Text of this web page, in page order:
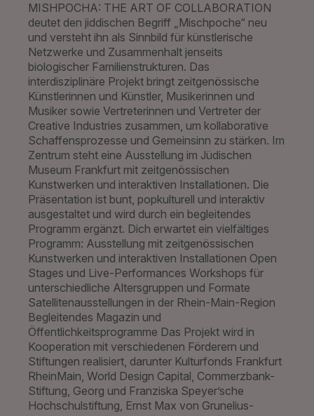
MISHPOCHA: THE ART OF COLLABORATION
deutet den jiddischen Begriff „Mischpoche“ neu
und versteht ihn als Sinnbild für künstlerische
Netzwerke und Zusammenhalt jenseits
biologischer Familienstrukturen. Das
interdisziplinäre Projekt bringt zeitgenössische
Künstlerinnen und Künstler, Musikerinnen und
Musiker sowie Vertreterinnen und Vertreter der
Creative Industries zusammen, um kollaborative
Schaffensprozesse und Gemeinsinn zu stärken. Im
Zentrum steht eine Ausstellung im Jüdischen
Museum Frankfurt mit zeitgenössischen
Kunstwerken und interaktiven Installationen. Die
Präsentation ist bunt, popkulturell und interaktiv
ausgestaltet und wird durch ein begleitendes
Programm ergänzt. Dich erwartet ein vielfältiges
Programm: Ausstellung mit zeitgenössischen
Kunstwerken und interaktiven Installationen Open
Stages und Live-Performances Workshops für
unterschiedliche Altersgruppen und Formate
Satellitenausstellungen in der Rhein-Main-Region
Begleitendes Magazin und
Öffentlichkeitsprogramme Das Projekt wird in
Kooperation mit verschiedenen Förderern und
Stiftungen realisiert, darunter Kulturfonds Frankfurt
RheinMain, World Design Capital, Commerzbank-
Stiftung, Georg und Franziska Speyer’sche
Hochschulstiftung, Ernst Max von Grunelius-